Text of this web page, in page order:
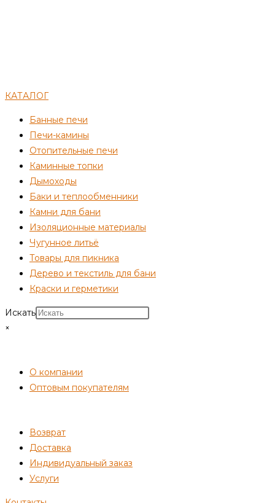
КАТАЛОГ
Банные печи
Печи-камины
Отопительные печи
Каминные топки
Дымоходы
Баки и теплообменники
Камни для бани
Изоляционные материалы
Чугунное литьё
Товары для пикника
Дерево и текстиль для бани
Краски и герметики
Искать
×
О компании
Оптовым покупателям
Возврат
Доставка
Индивидуальный заказ
Услуги